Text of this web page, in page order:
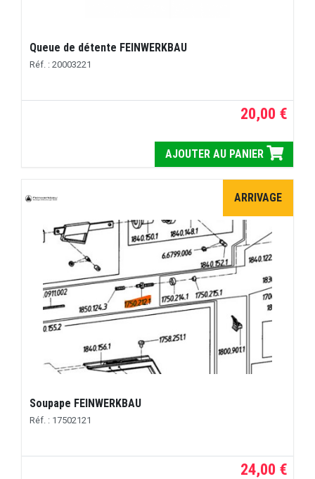
Queue de détente FEINWERKBAU
Réf. : 20003221
20,00 €
AJOUTER AU PANIER
ARRIVAGE
Soupape FEINWERKBAU
Réf. : 17502121
24,00 €